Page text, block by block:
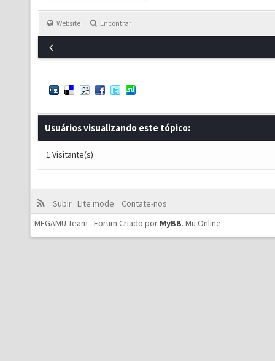
Website Encontrar
Usuários visualizando este tópico:
1 Visitante(s)
Subir Lite mode
Contate-nos
MEGAMU Team - Forum Criado por MyBB. Mu Online